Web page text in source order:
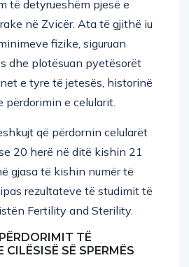
në Zvicër. Ata të gjithë iu
fizike, siguruan
dhe plotësuan pyetësorët
e tyre të jetesës, historinë
përdorimin e celularit.
20 herë në ditë kishin 21
gjasa të kishin numër të
rezultateve të studimit të
Fertility and Sterility.
SË SPERMËS